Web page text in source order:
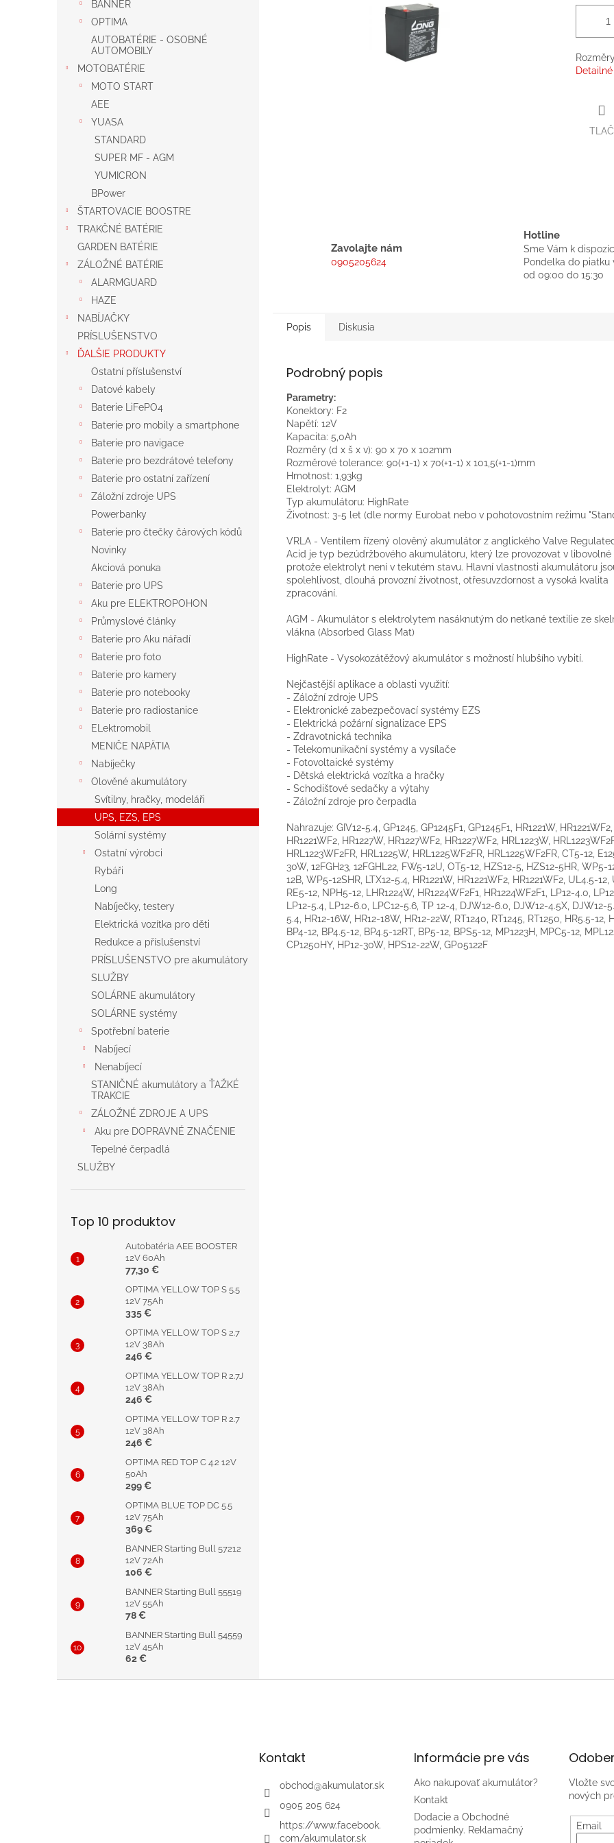
BANNER
OPTIMA
AUTOBATÉRIE - OSOBNÉ
AUTOMOBILY
MOTOBATÉRIE
MOTO START
AEE
YUASA
STANDARD
SUPER MF - AGM
YUMICRON
BPower
ŠTARTOVACIE BOOSTRE
TRAKČNÉ BATÉRIE
GARDEN BATÉRIE
ZÁLOŽNÉ BATÉRIE
ALARMGUARD
HAZE
NABÍJAČKY
PRÍSLUŠENSTVO
ĎALŠIE PRODUKTY
Ostatní příslušenství
Datové kabely
Baterie LiFePO4
Baterie pro mobily a smartphone
Baterie pro navigace
Baterie pro bezdrátové telefony
Baterie pro ostatní zařízení
Záložní zdroje UPS
Powerbanky
Baterie pro čtečky čárových kódů
Novinky
Akciová ponuka
Baterie pro UPS
Aku pre ELEKTROPOHON
Průmyslové články
Baterie pro Aku nářadí
Baterie pro foto
Baterie pro kamery
Baterie pro notebooky
Baterie pro radiostanice
ELektromobil
MENIČE NAPÄTIA
Nabíječky
Olověné akumulátory
Svítilny, hračky, modeláři
UPS, EZS, EPS
Solární systémy
Ostatní výrobci
Rybáři
Long
Nabíječky, testery
Elektrická vozítka pro děti
Redukce a příslušenství
PRÍSLUŠENSTVO pre akumulátory
SLUŽBY
SOLÁRNE akumulátory
SOLÁRNE systémy
Spotřební baterie
Nabíjecí
Nenabíjecí
STANIČNÉ akumulátory a ŤAŽKÉ
TRAKCIE
ZÁLOŽNÉ ZDROJE A UPS
Aku pre DOPRAVNÉ ZNAČENIE
Tepelné čerpadlá
SLUŽBY
Top 10 produktov
Autobatéria AEE BOOSTER
12V 60Ah
77,30 €
OPTIMA YELLOW TOP S 5.5
12V 75Ah
335 €
OPTIMA YELLOW TOP S 2.7
12V 38Ah
246 €
OPTIMA YELLOW TOP R 2.7J
12V 38Ah
246 €
OPTIMA YELLOW TOP R 2.7
12V 38Ah
246 €
OPTIMA RED TOP C 4.2 12V
50Ah
299 €
OPTIMA BLUE TOP DC 5.5
12V 75Ah
369 €
BANNER Starting Bull 57212
12V 72Ah
106 €
BANNER Starting Bull 55519
12V 55Ah
78 €
BANNER Starting Bull 54559
12V 45Ah
62 €
TLAČ
Zavolajte nám
0905205624
Hotline
Sme Vám k
Pondelka do piatku
od 09:00 do 15:30
Popis Diskusia
Podrobný popis
Parametry:
Konektory: F2
Napětí: 12V
Kapacita: 5,0Ah
Rozměry (d x š x v): 90 x 70 x 102mm
Rozměrové tolerance: 90(+1-1) x 70(+1-1) x 101,5(+1-1)mm
Hmotnost: 1,93kg
Elektrolyt: AGM
Typ akumulátoru: HighRate
Životnost: 3-5 let (dle normy Eurobat nebo v pohotovostním režimu
VRLA - Ventilem řízený olověný akumulátor z anglického Valve
Acid je typ bezúdržbového akumulátoru, který lze provozovat v libovolné
protože elektrolyt není v tekutém stavu. Hlavní vlastnosti akumulátoru
spolehlivost, dlouhá provozní životnost, otřesuvzdornost a vysoká kvalita
zpracování.
AGM - Akumulátor s elektrolytem nasáknutým do netkané textilie ze
vlákna (Absorbed Glass Mat)
HighRate - Vysokozátěžový akumulátor s možností hlubšího vybití.
Nejčastější aplikace a oblasti využití:
- Záložní zdroje UPS
- Elektronické zabezpečovací systémy EZS
- Elektrická požární signalizace EPS
- Zdravotnická technika
- Telekomunikační systémy a vysílače
- Fotovoltaické systémy
- Dětská elektrická vozítka a hračky
- Schodišťové sedačky a výtahy
- Záložní zdroje pro čerpadla
Nahrazuje: GIV12-5.4, GP1245, GP1245F1, GP1245F1, HR1221W, HR1221WF2,
HR1221WF2, HR1227W, HR1227WF2, HR1227WF2, HRL1223W,
HRL1223WF2FR, HRL1225W, HRL1225WF2FR, HRL1225WF2FR, CT5-12,
30W, 12FGH23, 12FGHL22, FW5-12U, OT5-12, HZS12-5, HZS12-5HR, WP5-
12B, WP5-12SHR, LTX12-5.4, HR1221W, HR1221WF2, HR1221WF2, UL4.5-12,
RE5-12, NPH5-12, LHR1224W, HR1224WF2F1, HR1224WF2F1, LP12-4.0,
LP12-5.4, LP12-6.0, LPC12-5.6, TP 12-4, DJW12-6.0, DJW12-4.5X, DJW12-
5.4, HR12-16W, HR12-18W, HR12-22W, RT1240, RT1245, RT1250, HR5.5-12,
BP4-12, BP4.5-12, BP4.5-12RT, BP5-12, BPS5-12, MP1223H, MPC5-12,
CP1250HY, HP12-30W, HPS12-22W, GP05122F
Kontakt
obchod@akumulator.sk
0905 205 624
https://www.facebook.
com/akumulator.sk
Informácie pre vás
Ako nakupovať akumulátor?
Kontakt
Dodacie a Obchodné
podmienky. Reklamačný
Vložte
nových
Email